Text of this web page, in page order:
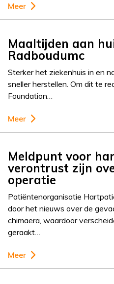
Meer
Maaltijden aan
Radboudumc
Sterker het ziekenhuis in en
sneller herstellen. Om dit te
Foundation…
Meer
Meldpunt voor
verontrust zijn
operatie
Patiëntenorganisatie
door het nieuws over de
chimaera, waardoor
geraakt…
Meer